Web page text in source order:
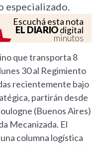
especializado.
Escuchá esta nota
EL DIARIOdigital
minutos
que transporta 8
30 al Regimiento
recientemente bajo
partirán desde
(Buenos Aires)
Mecanizada. El
columna logística